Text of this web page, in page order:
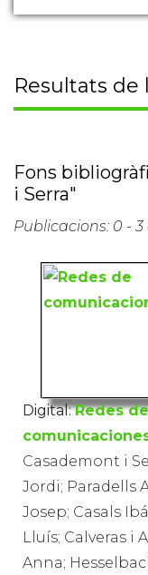
Resultats de
Fons
i Serra"
Publicacions: 0 - 3
Digital: Redes de
Casademont i
Jordi; Paradells
Josep; Casals
Lluís; Calveras i
Anna;